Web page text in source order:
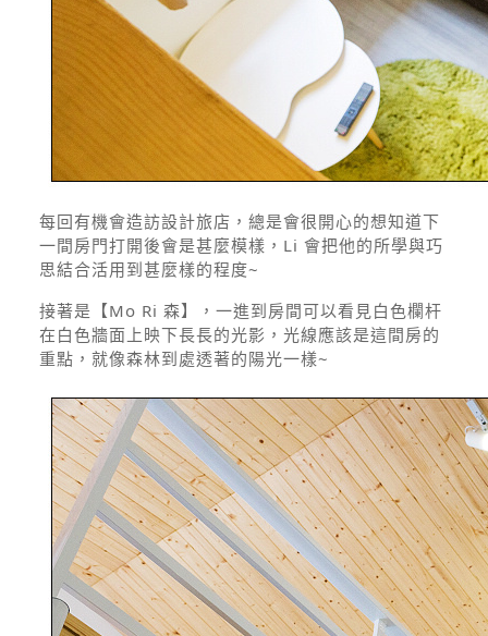
每回有機會造訪設計旅店，總是會很開心的想知道下
一間房門打開後會是甚麼模樣，Li 會把他的所學與巧
思結合活用到甚麼樣的程度~
接著是【Mo Ri 森】，一進到房間可以看見白色欄杆
在白色牆面上映下長長的光影，光線應該是這間房的
重點，就像森林到處透著的陽光一樣~